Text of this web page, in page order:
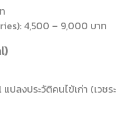
4,500 – 9,000 บาท
ลงประวัติคนไข้เก่า (เวชร